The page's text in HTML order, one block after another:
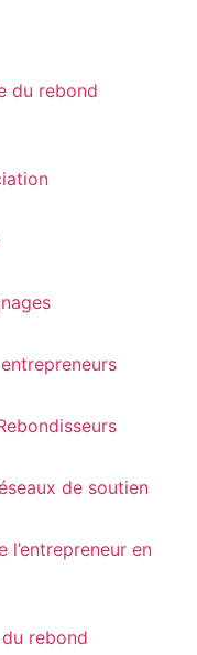
du rebond
de soutien
l’entrepreneur en
rebond